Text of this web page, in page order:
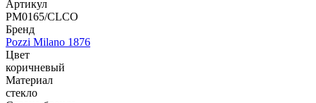
Артикул
PM0165/CLCO
Бренд
Pozzi Milano 1876
Цвет
коричневый
Материал
стекло